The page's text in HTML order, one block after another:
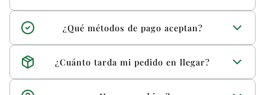
oro 10k, 14k y 18k, además de piedras y acabados
seleccionados.
¿Qué métodos de pago aceptan?
¿Cuánto tarda mi pedido en llegar?